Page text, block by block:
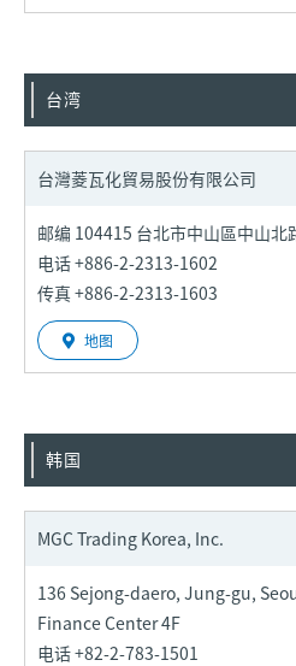
台湾
台灣菱瓦化貿易股份有限公司
邮编 104415 台北市中山區中山北
电话 +886-2-2313-1602
传真 +886-2-2313-1603
地图
韩国
MGC Trading Korea, Inc.
136 Sejong-daero, Jung-gu,
Finance Center 4F
电话 +82-2-783-1501